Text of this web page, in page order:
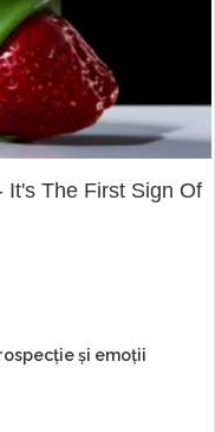
It's The First Sign Of
și emoții